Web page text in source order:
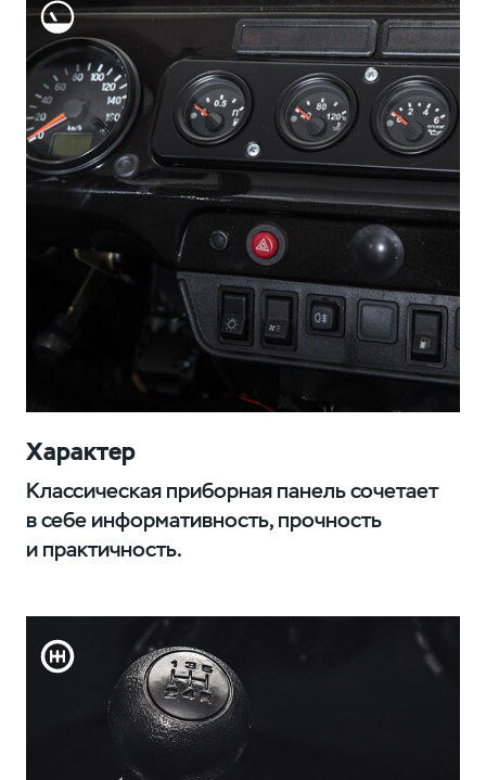
Характер
Классическая приборная панель сочетает
в себе информативность, прочность
и практичность.